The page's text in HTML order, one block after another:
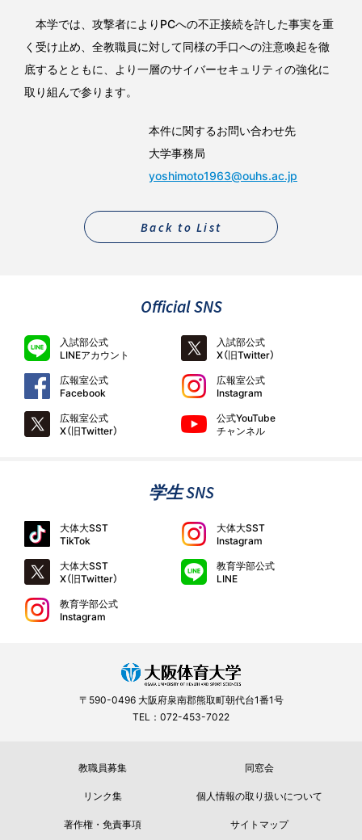
本学では、攻撃者によりPCへの不正接続を許した事実を重
く受け止め、全教職員に対して同様の手口への注意喚起を徹
底するとともに、より一層のサイバーセキュリティの強化に
取り組んで参ります。
本件に関するお問い合わせ先
大学事務局
yoshimoto1963@ouhs.ac.jp
Back to List
Official SNS
入試部公式
LINEアカウント
入試部公式
X（旧Twitter）
広報室公式
Facebook
広報室公式
Instagram
広報室公式
X（旧Twitter）
公式YouTube
チャンネル
学生 SNS
大体大SST
TikTok
大体大SST
Instagram
大体大SST
X（旧Twitter）
教育学部公式
LINE
教育学部公式
Instagram
〒590-0496 大阪府泉南郡熊取町朝代台1番1号
TEL：072-453-7022
教職員募集
同窓会
リンク集
個人情報の取り扱いについて
著作権・免責事項
サイトマップ